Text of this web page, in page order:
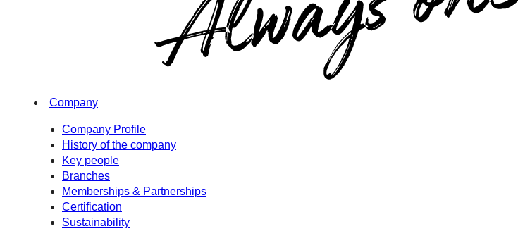
Company
Company Profile
History of the company
Key people
Branches
Memberships & Partnerships
Certification
Sustainability